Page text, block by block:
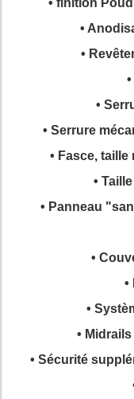
• finition
•
•
•
• Serrure
• Fasce,
•
• Panneau
•
•
•
•
• Sécurité